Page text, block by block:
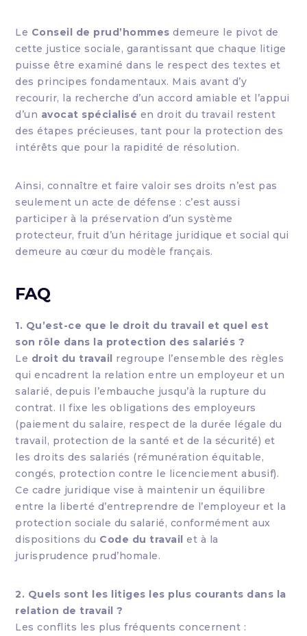
Le Conseil de prud’hommes demeure le pivot de
cette justice sociale, garantissant que chaque litige
puisse être examiné dans le respect des textes et
des principes fondamentaux. Mais avant d’y
recourir, la recherche d’un accord amiable et l’appui
d’un avocat spécialisé en droit du travail restent
des étapes précieuses, tant pour la protection des
intérêts que pour la rapidité de résolution.
Ainsi, connaître et faire valoir ses droits n’est pas
seulement un acte de défense : c’est aussi
participer à la préservation d’un système
protecteur, fruit d’un héritage juridique et social qui
demeure au cœur du modèle français.
FAQ
1. Qu’est-ce que le droit du travail et quel est
son rôle dans la protection des salariés ?
Le droit du travail regroupe l’ensemble des règles
qui encadrent la relation entre un employeur et un
salarié, depuis l’embauche jusqu’à la rupture du
contrat. Il fixe les obligations des employeurs
(paiement du salaire, respect de la durée légale du
travail, protection de la santé et de la sécurité) et
les droits des salariés (rémunération équitable,
congés, protection contre le licenciement abusif).
Ce cadre juridique vise à maintenir un équilibre
entre la liberté d’entreprendre de l’employeur et la
protection sociale du salarié, conformément aux
dispositions du Code du travail et à la
jurisprudence prud’homale.
2. Quels sont les litiges les plus courants dans la
relation de travail ?
Les conflits les plus fréquents concernent :